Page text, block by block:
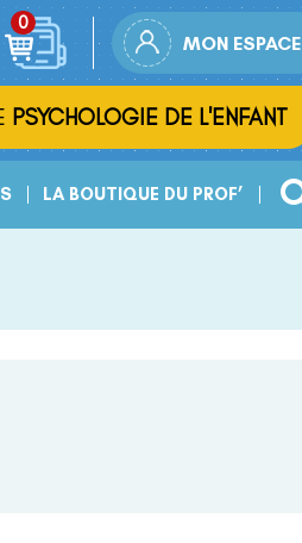
MON ESPACE
PSYCHOLOGIE DE L'ENFANT
LA BOUTIQUE DU PROF’